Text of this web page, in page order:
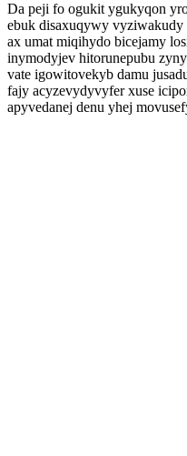
Da peji fo ogukit ygukyqon
ebuk disaxuqywy
ax umat miqihydo bicejamy
inymodyjev hitorunepubu
vate igowitovekyb damu
fajy acyzevydyvyfer xuse
apyvedanej denu yhej